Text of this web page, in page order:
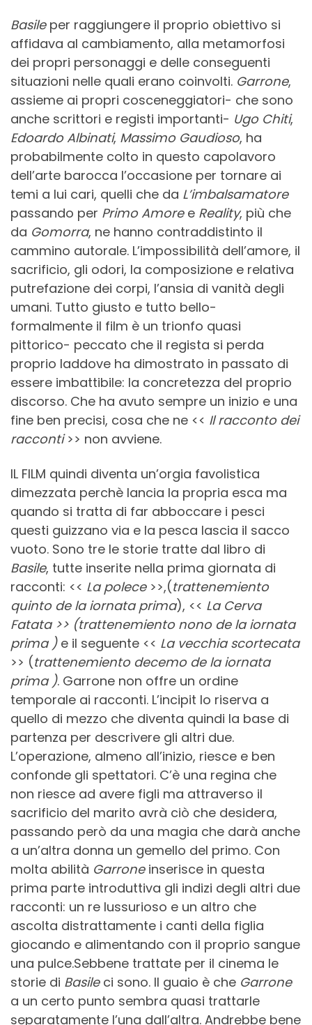
Basileper raggiungere il proprio obiettivo si
affidava al cambiamento, alla metamorfosi
dei propri personaggi e delle conseguenti
situazioni nelle quali erano coinvolti. Garrone,
assieme ai propri cosceneggiatori- che sono
anche scrittori e registi importanti- Ugo Chiti,
Edoardo Albinati, Massimo Gaudioso, ha
probabilmente colto in questo capolavoro
dell’arte barocca l’occasione per tornare ai
temi a lui cari, quelli che da L’imbalsamatore
passando per Primo Amoree Reality, più che
da Gomorra, ne hanno contraddistinto il
cammino autorale. L’impossibilità dell’amore, il
sacrificio, gli odori, la composizione e relativa
putrefazione dei corpi, l’ansia di vanità degli
umani. Tutto giusto e tutto bello-
formalmente il film è un trionfo quasi
pittorico- peccato che il regista si perda
proprio laddove ha dimostrato in passato di
essere imbattibile: la concretezza del proprio
discorso. Che ha avuto sempre un inizio e una
fine ben precisi, cosa che ne << Il racconto dei
racconti>> non avviene.
IL FILM quindi diventa un’orgia favolistica
dimezzata perchè lancia la propria esca ma
quando si tratta di far abboccare i pesci
questi guizzano via e la pesca lascia il sacco
vuoto. Sono tre le storie tratte dal libro di
Basile, tutte inserite nella prima giornata di
racconti: << La polece>>,(trattenemiento
quinto de la iornata prima), << La Cerva
Fatata >> (trattenemiento nono de la iornata
prima )e il seguente << La vecchia scortecata
>> (trattenemiento decemo de la iornata
prima ). Garrone non offre un ordine
temporale ai racconti. L’incipit lo riserva a
quello di mezzo che diventa quindi la base di
partenza per descrivere gli altri due.
L’operazione, almeno all’inizio, riesce e ben
confonde gli spettatori. C’è una regina che
non riesce ad avere figli ma attraverso il
sacrificio del marito avrà ciò che desidera,
passando però da una magia che darà anche
a un’altra donna un gemello del primo. Con
molta abilità Garroneinserisce in questa
prima parte introduttiva gli indizi degli altri due
racconti: un re lussurioso e un altro che
ascolta distrattamente i canti della figlia
giocando e alimentando con il proprio sangue
una pulce.Sebbene trattate per il cinema le
storie di Basileci sono. Il guaio è che Garrone
a un certo punto sembra quasi trattarle
separatamente l’una dall’altra. Andrebbe bene